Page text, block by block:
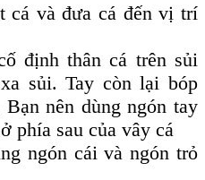
cá và đưa cá đến vị trí
định thân cá trên sủi
sủi. Tay còn lại bóp
nên dùng ngón tay
phía sau của vây cá
ngón cái và ngón trỏ